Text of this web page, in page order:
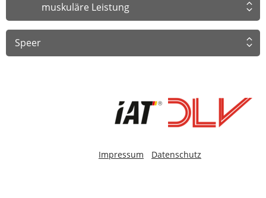
muskuläre Leistung
Speer
Impressum Datenschutz